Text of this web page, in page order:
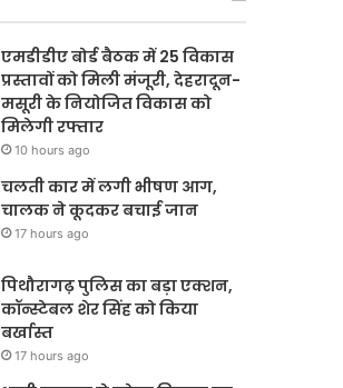
एमडीडीए बोर्ड बैठक में 25 विकास
प्रस्तावों को मिली मंजूरी, देहरादून-
मसूरी के नियोजित विकास को
मिलेगी रफ्तार
10 hours ago
चलती कार में लगी भीषण आग,
चालक ने कूदकर बचाई जान
17 hours ago
पिथौरागढ़ पुलिस का बड़ा एक्शन,
कॉन्स्टेबल शेर सिंह को किया
बर्खास्त
17 hours ago